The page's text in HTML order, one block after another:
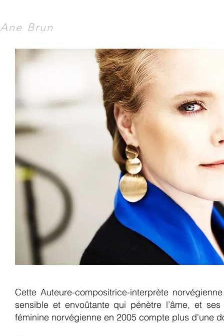
Ane Brun
Cette Auteure-compositrice-interprète
sensible et envoûtante qui pénètre l’âme, et
féminine norvégienne en 2005 compte plus d'une